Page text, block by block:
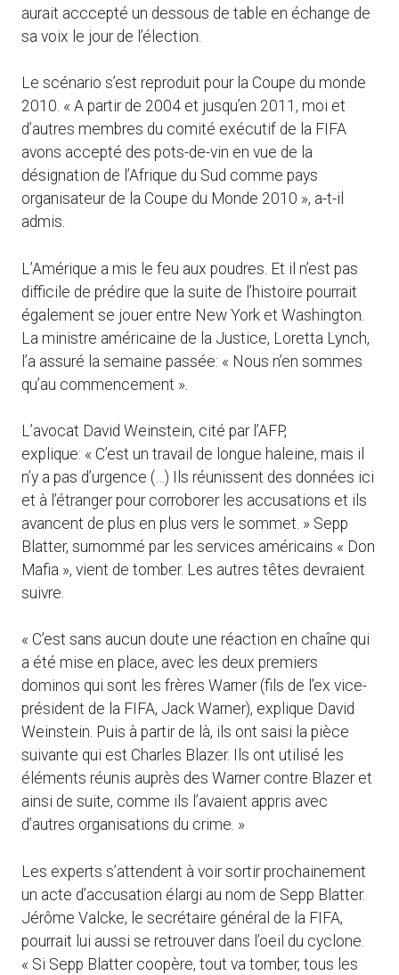
aurait acccepté un dessous de table en échange de
sa voix le jour de l’élection.
Le scénario s’est reproduit pour la Coupe du monde
2010. « A partir de 2004 et jusqu’en 2011, moi et
d’autres membres du comité exécutif de la FIFA
avons accepté des pots-de-vin en vue de la
désignation de l’Afrique du Sud comme pays
organisateur de la Coupe du Monde 2010 », a-t-il
admis.
L’Amérique a mis le feu aux poudres. Et il n’est pas
difficile de prédire que la suite de l’histoire pourrait
également se jouer entre New York et Washington.
La ministre américaine de la Justice, Loretta Lynch,
l’a assuré la semaine passée: « Nous n’en sommes
qu’au commencement ».
L’avocat David Weinstein, cité par l’AFP,
explique: « C’est un travail de longue haleine, mais il
n’y a pas d’urgence (…) Ils réunissent des données ici
et à l’étranger pour corroborer les accusations et ils
avancent de plus en plus vers le sommet. » Sepp
Blatter, surnommé par les services américains « Don
Mafia », vient de tomber. Les autres têtes devraient
suivre.
« C’est sans aucun doute une réaction en chaîne qui
a été mise en place, avec les deux premiers
dominos qui sont les frères Warner (fils de l’ex vice-
président de la FIFA, Jack Warner), explique David
Weinstein. Puis à partir de là, ils ont saisi la pièce
suivante qui est Charles Blazer. Ils ont utilisé les
éléments réunis auprès des Warner contre Blazer et
ainsi de suite, comme ils l’avaient appris avec
d’autres organisations du crime. »
Les experts s’attendent à voir sortir prochainement
un acte d’accusation élargi au nom de Sepp Blatter.
Jérôme Valcke, le secrétaire général de la FIFA,
pourrait lui aussi se retrouver dans l’oeil du cyclone.
« Si Sepp Blatter coopère, tout va tomber, tous les